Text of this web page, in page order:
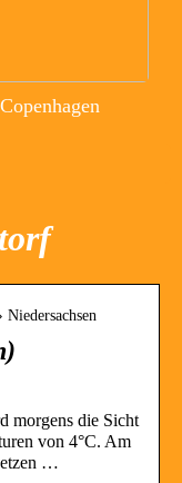
morgens die Sicht
von 4°C. Am
…